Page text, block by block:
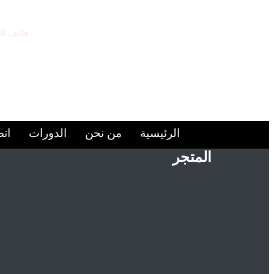
هاتف
الرئيسية من نحن الدورات
المتجر